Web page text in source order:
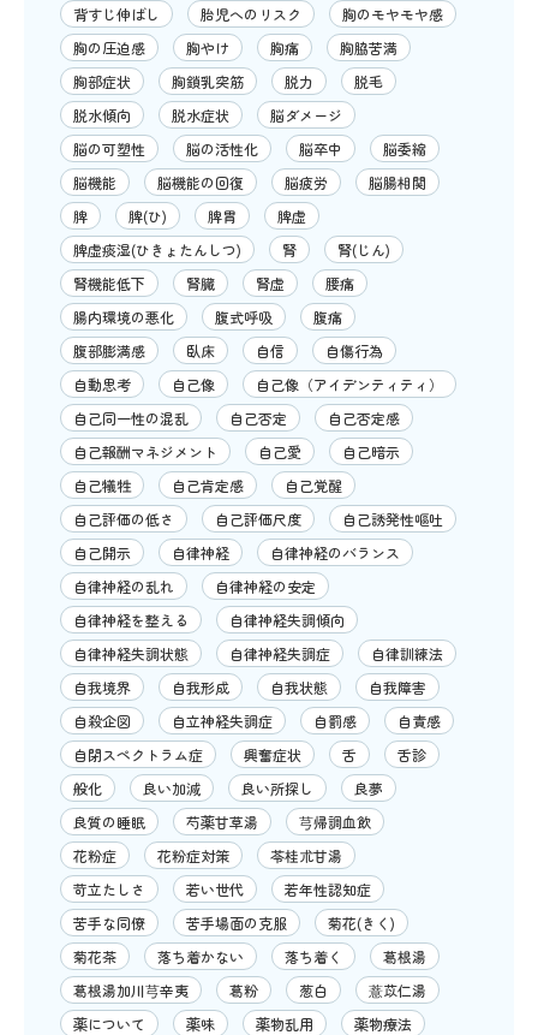
背すじ伸ばし
胎児へのリスク
胸のモヤモヤ感
胸の圧迫感
胸やけ 胸痛
胸脇苦満
胸部症状
胸鎖乳突筋 脱力
脱毛
脱水傾向
脱水症状
脳ダメージ
脳の可塑性
脳の活性化 脳卒中
脳委縮
脳機能
脳機能の回復 脳疲労
脳腸相関
脾
脾(ひ) 脾胃
脾虚
脾虚痰湿(ひきょたんしつ)
腎
腎(じん)
腎機能低下
腎臓 腎虚
腰痛
腸内環境の悪化
腹式呼吸
腹痛
腹部膨満感
臥床 自信
自傷行為
自動思考
自己像
自己像（アイデンティティ）
自己同一性の混乱
自己否定
自己否定感
自己報酬マネジメント
自己愛
自己暗示
自己犠牲
自己肯定感
自己覚醒
自己評価の低さ
自己評価尺度
自己誘発性嘔吐
自己開示
自律神経
自律神経のバランス
自律神経の乱れ
自律神経の安定
自律神経を整える
自律神経失調傾向
自律神経失調状態
自律神経失調症
自律訓練法
自我境界
自我形成 自我状態
自我障害
自殺企図
自立神経失調症 自罰感
自責感
自閉スペクトラム症
興奮症状 舌
舌診
般化
良い加減 良い所探し
良夢
良質の睡眠
芍薬甘草湯
芎帰調血飲
花粉症
花粉症対策
苓桂朮甘湯
苛立たしさ
若い世代
若年性認知症
苦手な同僚
苦手場面の克服
菊花(きく)
菊花茶
落ち着かない 落ち着く
葛根湯
葛根湯加川芎辛夷
葛粉 葱白
薏苡仁湯
薬について
薬味 薬物乱用
薬物療法